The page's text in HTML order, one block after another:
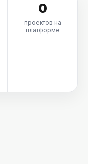
0
проектов на
платформе